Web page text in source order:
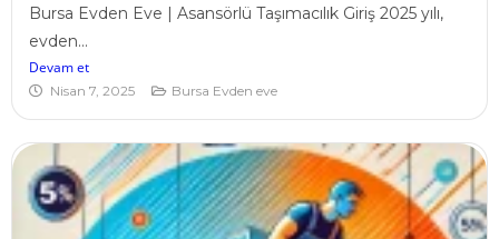
Bursa Evden Eve | Asansörlü Taşımacılık Giriş 2025 yılı,
evden...
Devam et
Nisan 7, 2025 Bursa Evden eve